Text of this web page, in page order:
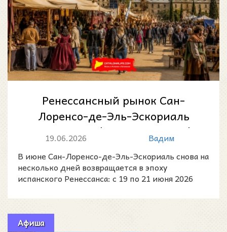
Ренессансный рынок Сан-
Лоренсо-де-Эль-Эскориаль
2026: Mercado Renacentista de
San Lorenzo...
19.06.2026
Вадим
В июне Сан-Лоренсо-де-Эль-Эскориаль снова на
несколько дней возвращается в эпоху
испанского Ренессанса: с 19 по 21 июня 2026
Афиша